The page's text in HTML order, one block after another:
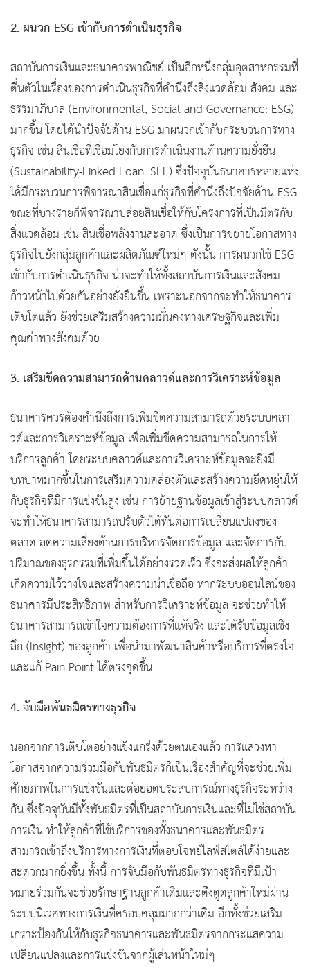
2. ผนวก ESG เข้ากับการดำเนินธุรกิจ
สถาบันการเงินและธนาคารพาณิชย์ เป็นอีกหนึ่งกลุ่มอุตสาหกรรมที่
ตื่นตัวในเรื่องของการดำเนินธุรกิจที่คำนึงถึงสิ่งแวดล้อม สังคม และ
ธรรมาภิบาล (Environmental, Social and Governance: ESG)
มากขึ้น โดยได้นำปัจจัยด้าน ESG มาผนวกเข้ากับกระบวนการทาง
ธุรกิจ เช่น สินเชื่อที่เชื่อมโยงกับการดำเนินงานด้านความยั่งยืน
(Sustainability-Linked Loan: SLL) ซึ่งปัจจุบันธนาคารหลายแห่ง
ได้มีกระบวนการพิจารณาสินเชื่อแก่ธุรกิจที่คำนึงถึงปัจจัยด้าน ESG
ขณะที่บางรายก็พิจารณาปล่อยสินเชื่อให้กับโครงการที่เป็นมิตรกับ
สิ่งแวดล้อม เช่น สินเชื่อพลังงานสะอาด ซึ่งเป็นการขยายโอกาสทาง
ธุรกิจไปยังกลุ่มลูกค้าและผลิตภัณฑ์ใหม่ๆ ดังนั้น การผนวกใช้ ESG
เข้ากับการดำเนินธุรกิจ น่าจะทำให้ทั้งสถาบันการเงินและสังคม
ก้าวหน้าไปด้วยกันอย่างยั่งยืนขึ้น เพราะนอกจากจะทำให้ธนาคาร
เติบโตแล้ว ยังช่วยเสริมสร้างความมั่นคงทางเศรษฐกิจและเพิ่ม
คุณค่าทางสังคมด้วย
3. เสริมขีดความสามารถด้านคลาวด์และการวิเคราะห์ข้อมูล
ธนาคารควรต้องคำนึงถึงการเพิ่มขีดความสามารถด้วยระบบคลา
วด์และการวิเคราะห์ข้อมูล เพื่อเพิ่มขีดความสามารถในการให้
บริการลูกค้า โดยระบบคลาวด์และการวิเคราะห์ข้อมูลจะยิ่งมี
บทบาทมากขึ้นในการเสริมความคล่องตัวและสร้างความยืดหยุ่นให้
กับธุรกิจที่มีการแข่งขันสูง เช่น การย้ายฐานข้อมูลเข้าสู่ระบบคลาวด์
จะทำให้ธนาคารสามารถปรับตัวได้ทันต่อการเปลี่ยนแปลงของ
ตลาด ลดความเสี่ยงด้านการบริหารจัดการข้อมูล และจัดการกับ
ปริมาณของธุรกรรมที่เพิ่มขึ้นได้อย่างรวดเร็ว ซึ่งจะส่งผลให้ลูกค้า
เกิดความไว้วางใจและสร้างความน่าเชื่อถือ หากระบบออนไลน์ของ
ธนาคารมีประสิทธิภาพ สำหรับการวิเคราะห์ข้อมูล จะช่วยทำให้
ธนาคารสามารถเข้าใจความต้องการที่แท้จริง และได้รับข้อมูลเชิง
ลึก (Insight) ของลูกค้า เพื่อนำมาพัฒนาสินค้าหรือบริการที่ตรงใจ
และแก้ Pain Point ได้ตรงจุดขึ้น
4. จับมือพันธมิตรทางธุรกิจ
นอกจากการเติบโตอย่างแข็งแกร่งด้วยตนเองแล้ว การแสวงหา
โอกาสจากความร่วมมือกับพันธมิตรก็เป็นเรื่องสำคัญที่จะช่วยเพิ่ม
ศักยภาพในการแข่งขันและต่อยอดประสบการณ์ทางธุรกิจระหว่าง
กัน ซึ่งปัจจุบันมีทั้งพันธมิตรที่เป็นสถาบันการเงินและที่ไม่ใช่สถาบัน
การเงิน ทำให้ลูกค้าที่ใช้บริการของทั้งธนาคารและพันธมิตร
สามารถเข้าถึงบริการทางการเงินที่ตอบโจทย์ไลฟ์สไตล์ได้ง่ายและ
สะดวกมากยิ่งขึ้น ทั้งนี้ การจับมือกับพันธมิตรทางธุรกิจที่มีเป้า
หมายร่วมกันจะช่วยรักษาฐานลูกค้าเดิมและดึงดูดลูกค้าใหม่ผ่าน
ระบบนิเวศทางการเงินที่ครอบคลุมมากกว่าเดิม อีกทั้งช่วยเสริม
เกราะป้องกันให้กับธุรกิจธนาคารและพันธมิตรจากกระแสความ
เปลี่ยนแปลงและการแข่งขันจากผู้เล่นหน้าใหม่ๆ